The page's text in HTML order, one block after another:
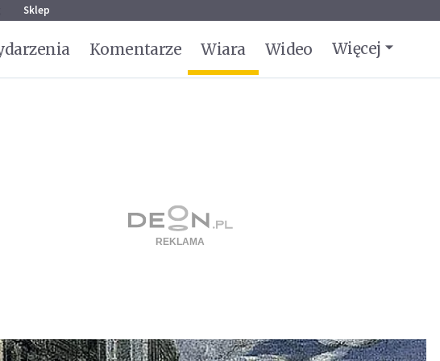
Sklep
Komentarze Wiara Wideo Więcej